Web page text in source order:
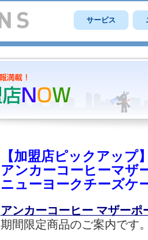
サービス
【加盟店ピックアップ
アンカーコーヒーマザ
ニューヨークチーズケ
アンカーコーヒー マザーポ
期間限定商品のご案内です